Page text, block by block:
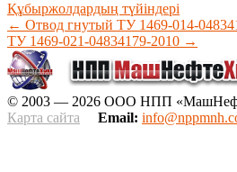
Құбыржолдардың түйіндері
← Отвод гнутый ТУ 1469-014-
ТУ 1469-021-04834179-2010 →
© 2003 — 2026 ООО НПП
Карта сайта
Email: